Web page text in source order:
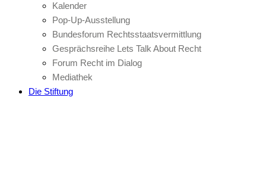
Kalender
Pop-Up-Ausstellung
Bundesforum Rechtsstaatsvermittlung
Gesprächsreihe Lets Talk About Recht
Forum Recht im Dialog
Mediathek
Die Stiftung